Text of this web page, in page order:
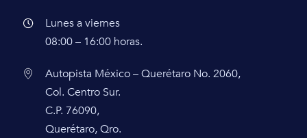
Lunes a viernes
08:00 – 16:00 horas.
Autopista México – Querétaro No. 2060,
Col. Centro Sur.
C.P. 76090,
Querétaro, Qro.